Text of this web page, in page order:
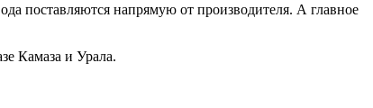
поставляются напрямую от производителя. А главное
Камаза и Урала.